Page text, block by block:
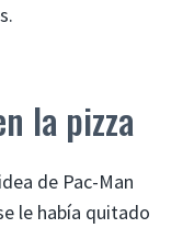
la pizza
de Pac-Man
le había quitado